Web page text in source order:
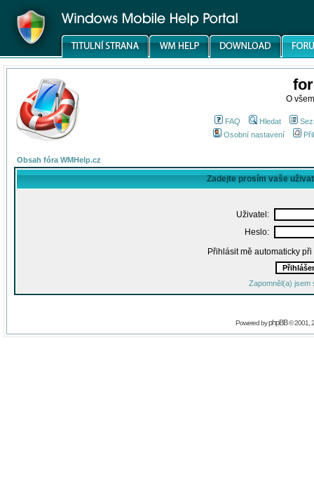
O
FAQ Hledat
Osobní nastavení
Obsah fóra WMHelp.cz
Zadejte prosím vaše
Uživatel:
Heslo:
Přihlásit mě automaticky
Zapomněl(a) jsem
Powered byphpBB© 2001,